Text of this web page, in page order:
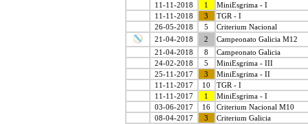
11-11-2018
1
MiniEsgrima - I
11-11-2018
3
TGR - I
26-05-2018
5
Criterium Nacional
21-04-2018
2
Campeonato Galicia M12
21-04-2018
8
Campeonato Galicia
24-02-2018
5
MiniEsgrima - III
25-11-2017
3
MiniEsgrima - II
11-11-2017
10
TGR - I
11-11-2017
1
MiniEsgrima - I
03-06-2017
16
Criterium Nacional M10
08-04-2017
3
Criterium Galicia